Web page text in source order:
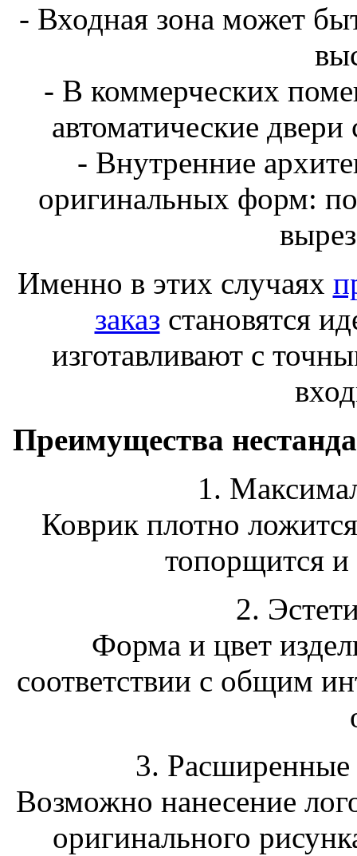
- Входная зона может
- В коммерческих
автоматические
- Внутренние
оригинальных форм:
Именно в этих случаях
заказ становятся
изготавливают с
Преимущества
1.
Коврик плотно
топорщится
2.
Форма и цвет
соответствии с общим
3. Расширенные
Возможно нанесение
оригинального